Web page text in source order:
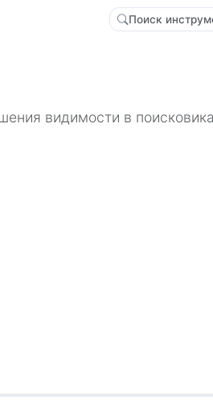
Поиск
видимости в